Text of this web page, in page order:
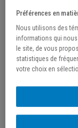
DOUBLÉ
Préférences en
Nous utilisons des
informations qui nous
le site, de vous
statistiques de
votre choix en